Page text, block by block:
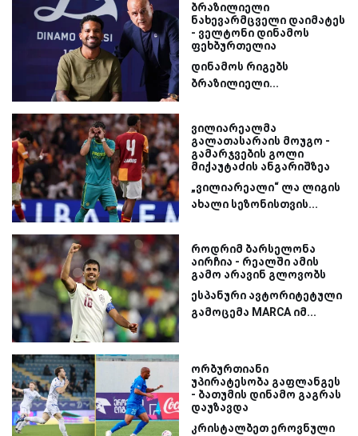
ბრაზილიელი
ნახევარმცველი დაიმატეს
- ველტონი დინამოს
ფეხბურთელია
დინამოს რიგებს
ბრაზილიელი...
ვილიარეალმა
გალათასარაის მოუგო -
გამარჯვების გოლი
მიქაუტაძის ანგარიშზეა
„ვილიარეალი“ ლა ლიგის
ახალი სეზონისთვის...
როდრიმ ბარსელონა
აირჩია - რეალში ამის
გამო არავინ გლოვობს
ესპანური ავტორიტეტული
გამოცემა MARCA იმ...
ორბურთიანი
უპირატესობა გაფლანგეს
- ბათუმის დინამო გაგრას
დაუზავდა
კრისტალბეთ ეროვნული